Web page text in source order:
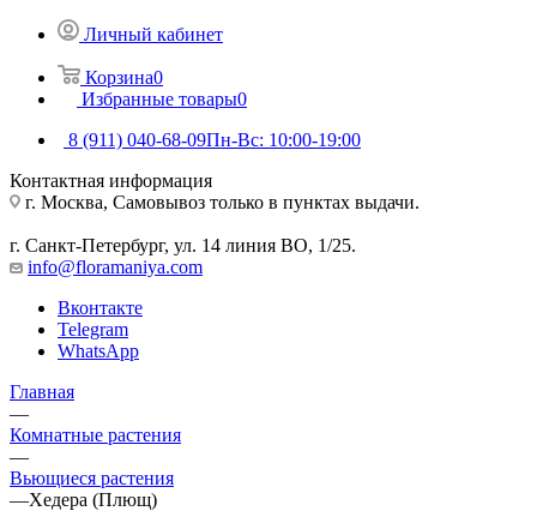
Личный кабинет
Корзина0
Избранные товары0
8 (911) 040-68-09Пн-Вс: 10:00-19:00
Контактная информация
г. Москва, Самовывоз только в пунктах выдачи.
г. Санкт-Петербург, ул. 14 линия ВО, 1/25.
info@floramaniya.com
Вконтакте
Telegram
WhatsApp
Главная
—
Комнатные растения
—
Вьющиеся растения
—Хедера (Плющ)